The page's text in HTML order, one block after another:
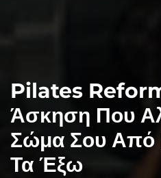
Pilates
Άσκηση Που
Σώμα Σου Από
Τα Έξω